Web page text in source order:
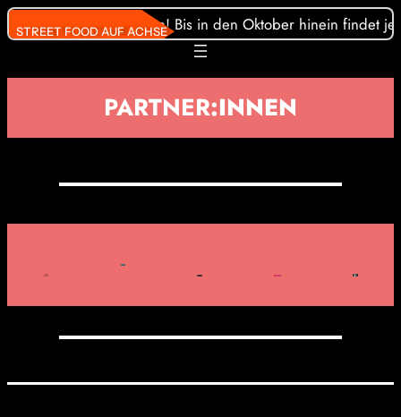
Direkt
zum
STREET FOOD AUF ACHSE
Streetfoodler:innen! Bis in den Oktober hinein findet
PARTNER:INNEN